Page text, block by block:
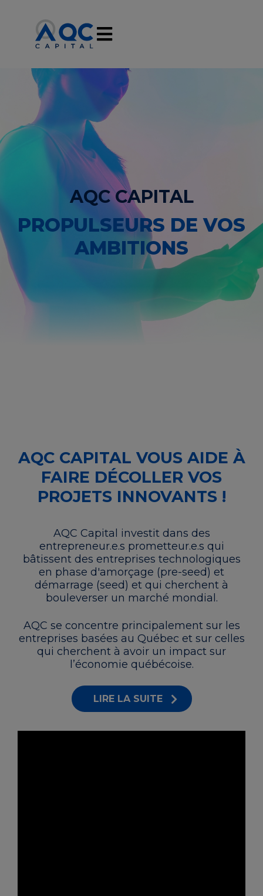
AQC CAPITAL
PROPULSEURS DE VOS
AMBITIONS
AQC CAPITAL VOUS AIDE À
FAIRE DÉCOLLER VOS
PROJETS INNOVANTS !
AQC Capital investit dans des
entrepreneur.e.s prometteur.e.s qui
bâtissent des entreprises technologiques
en phase d'amorçage (pre-seed) et
démarrage (seed) et qui cherchent à
bouleverser un marché mondial.
AQC se concentre principalement sur les
entreprises basées au Québec et sur celles
qui cherchent à avoir un impact sur
l’économie québécoise.
LIRE LA SUITE